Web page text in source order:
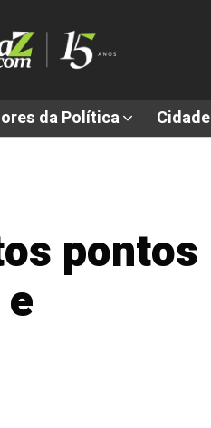
da Política Cidade
pontos